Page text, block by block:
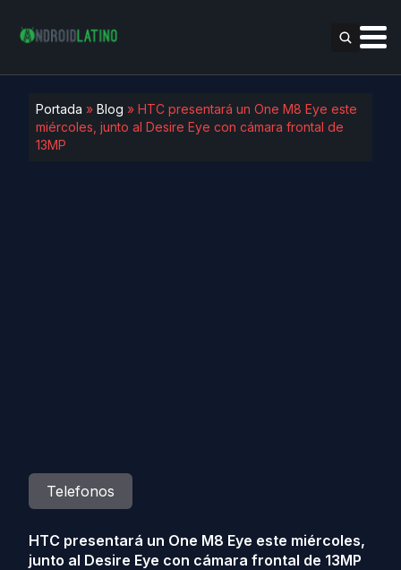
Portada » Blog » HTC presentará un One M8 Eye este
miércoles, junto al Desire Eye con cámara frontal de
13MP
Telefonos
HTC presentará un One M8 Eye este miércoles,
junto al Desire Eye con cámara frontal de 13MP